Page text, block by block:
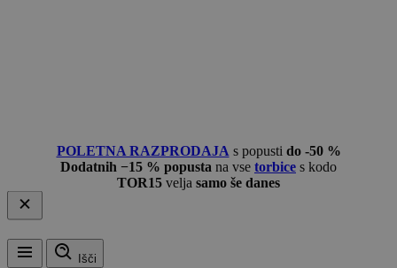
POLETNA RAZPRODAJA s popusti do -50 %
Dodatnih −15 % popusta na vse torbice s kodo
TOR15 velja samo še danes
Išči